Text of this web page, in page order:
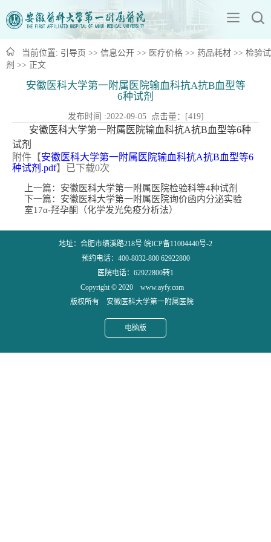
当前位置: 引导页 >> 信息公开 >> 医疗价格 >> 药品耗材 >> 检验试
剂 >> 正文
安徽医科大学第一附属医院输血科抗A抗B血型等
6种试剂
发布时间 :2022-09-05 点击量：[419]
安徽医科大学第一附属医院输血科抗A抗B血型等6种
试剂
附件【安徽医科大学第一附属医院输血科抗A抗B血型等6
种试剂.pdf】已下载0次
上一篇： 安徽医科大学第一附属医院检验科等4种试剂
下一篇： 安徽医科大学第一附属医院询价函内分泌实验
室17α-羟孕酮（化学发光免疫分析法）
地址：合肥市绩溪路218号 皖ICP备11004440号-2
预约电话：400-8032-800 62922800
医院电话：62922800转1
Copyright © 2020 www.ayfy.com
版权所有 安徽医科大学第一附属医院
电脑版